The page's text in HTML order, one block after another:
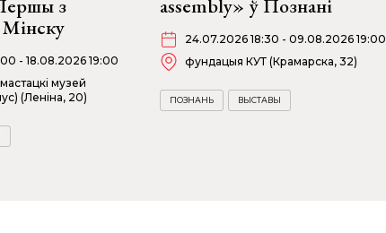
з
- 18.08.2026 19:00
музей
(Леніна, 20)
assembly» ў Познані
24.07.2026 18:30 - 09.08.2026 19:00
фундацыя КУТ (Крамарска, 32)
ПОЗНАНЬ ВЫСТАВЫ